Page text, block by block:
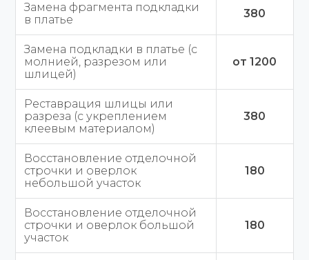
Замена фрагмента подкладки
в платье
380
Замена подкладки в платье (с
молнией, разрезом или
шлицей)
от 1200
Реставрация шлицы или
разреза (с укреплением
клеевым материалом)
380
Восстановление отделочной
строчки и оверлок
небольшой участок
180
Восстановление отделочной
строчки и оверлок большой
участок
180